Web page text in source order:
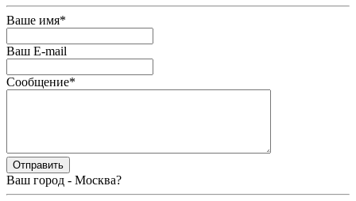
Ваше имя*
Ваш E-mail
Сообщение*
Ваш город - Москва?